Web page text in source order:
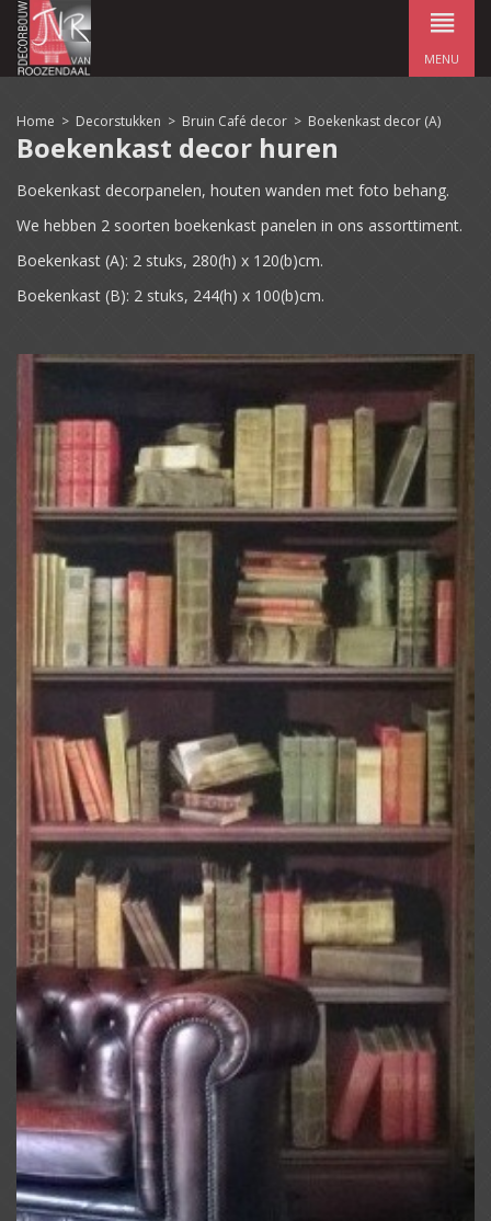
MENU
Home > Decorstukken > Bruin Café decor > Boekenkast decor (A)
Boekenkast decor huren
Boekenkast decorpanelen, houten wanden met foto behang.
We hebben 2 soorten boekenkast panelen in ons assorttiment.
Boekenkast (A): 2 stuks, 280(h) x 120(b)cm.
Boekenkast (B): 2 stuks, 244(h) x 100(b)cm.